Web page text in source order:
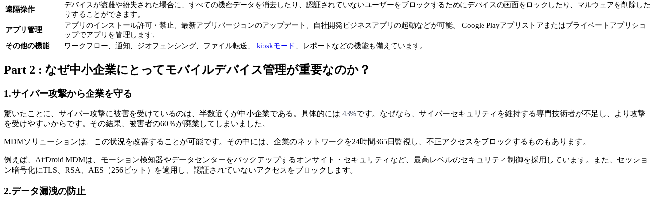
遠隔操作
デバイスが盗難や紛失された場合に、すべての機密データを消去したり、認証されていないユーザーをブロックするためにデバイスの画面をロックしたり、マルウェアを削除した
りすることができます。
アプリ管理
アプリのインストール許可・禁止、最新アプリバージョンのアップデート、自社開発ビジネスアプリの起動などが可能。 Google Playアプリストアまたはプライベートアプリショ
ップでアプリを管理します。
その他の機能
ワークフロー、通知、ジオフェンシング、ファイル転送、 kioskモード 、レポートなどの機能も備えています。
Part 2 : なぜ中小企業にとってモバイルデバイス管理が重要なのか？
1.サイバー攻撃から企業を守る
驚いたことに、サイバー攻撃に被害を受けているのは、半数近くが中小企業である。具体的には 43%です。なぜなら、サイバーセキュリティを維持する専門技術者が不足し、より攻撃
を受けやすいからです。その結果、被害者の60％が廃業してしまいました。
MDMソリューションは、この状況を改善することが可能です。その中には、企業のネットワークを24時間365日監視し、不正アクセスをブロックするものもあります。
例えば、AirDroid MDMは、モーション検知器やデータセンターをバックアップするオンサイト・セキュリティなど、最高レベルのセキュリティ制御を採用しています。また、セッショ
ン暗号化にTLS、RSA、AES（256ビット）を適用し、認証されていないアクセスをブロックします。
2.データ漏洩の防止